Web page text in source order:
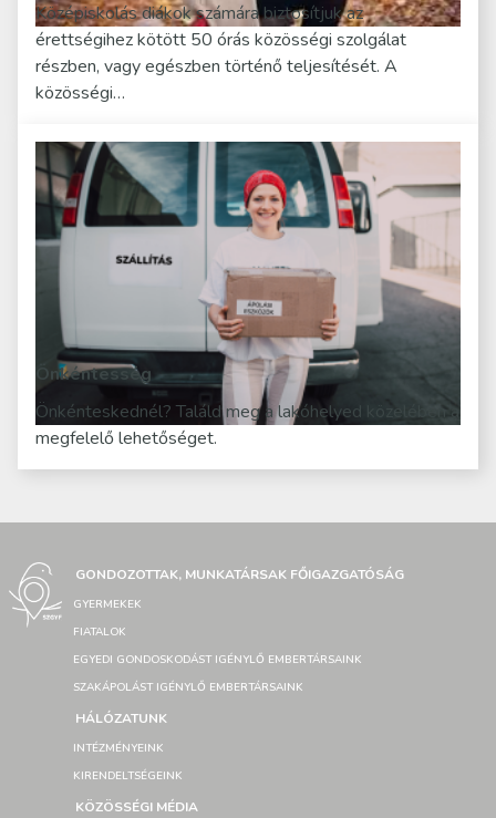
Középiskolás diákok számára biztosítjuk az
érettségihez kötött 50 órás közösségi szolgálat
részben, vagy egészben történő teljesítését. A
közösségi…
Önkéntesség
Önkénteskednél? Találd meg a lakóhelyed közelében a
megfelelő lehetőséget.
GONDOZOTTAK, MUNKATÁRSAK FŐIGAZGATÓSÁG
GYERMEKEK
FIATALOK
EGYEDI GONDOSKODÁST IGÉNYLŐ EMBERTÁRSAINK
SZAKÁPOLÁST IGÉNYLŐ EMBERTÁRSAINK
HÁLÓZATUNK
INTÉZMÉNYEINK
KIRENDELTSÉGEINK
KÖZÖSSÉGI MÉDIA